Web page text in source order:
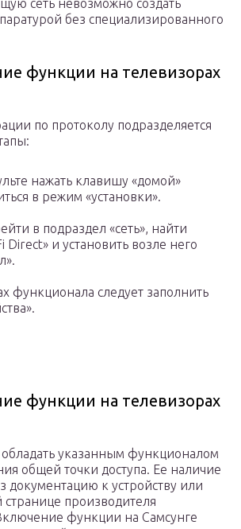
сеть невозможно создать
без специализированного
функции на телевизорах
по протоколу подразделяется
нажать клавишу «домой»
в режим «установки».
в подраздел «сеть», найти
Direct» и установить возле него
функционала следует заполнить
функции на телевизорах
указанным функционалом
общей точки доступа. Ее наличие
документацию к устройству или
производителя
функции на Самсунге